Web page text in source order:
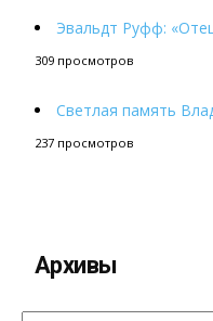
Эвальдт Руфф:
309 просмотров
Светлая память
237 просмотров
Архивы
Архивы